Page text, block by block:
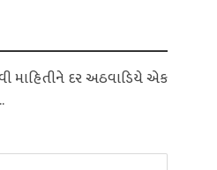
માહિતીને દર અઠવાડિયે એક